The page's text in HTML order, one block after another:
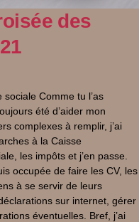
des
sociale Comme tu l’as
été d’aider mon
complexes à remplir, j’ai
à la Caisse
les impôts et j’en passe.
occupée de faire les CV, les
à se servir de leurs
sur internet, gérer
éventuelles. Bref, j’ai